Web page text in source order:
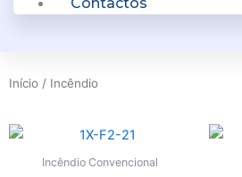
Início / Incêndio
Incêndio Convencional